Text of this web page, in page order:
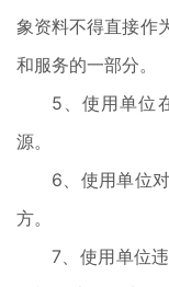
象资料不得直接作
和服务的一部分。
5、使用单位
源。
6、使用单位
方。
7、使用单位